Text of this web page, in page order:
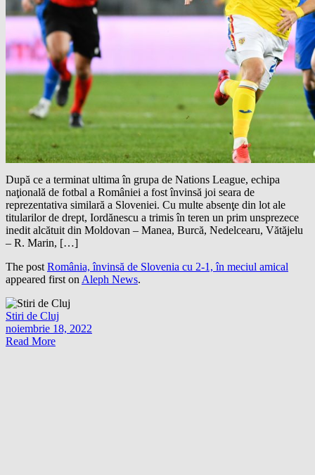
După ce a terminat ultima în grupa de Nations League, echipa
naţională de fotbal a României a fost învinsă joi seara de
reprezentativa similară a Sloveniei. Cu multe absenţe din lot ale
titularilor de drept, Iordănescu a trimis în teren un prim unsprezece
inedit alcătuit din Moldovan – Manea, Burcă, Nedelcearu, Vătăjelu
– R. Marin, […]
The postRomânia, învinsă de Slovenia cu 2-1, în meciul amical
appeared first onAleph News.
Stiri de Cluj
noiembrie 18, 2022
Read More